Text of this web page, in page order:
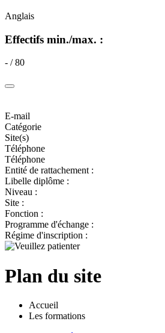
Anglais
Effectifs min./max. :
- / 80
E-mail
Catégorie
Site(s)
Téléphone
Téléphone
Entité de rattachement :
Libelle diplôme :
Niveau :
Site :
Fonction :
Programme d'échange :
Régime d'inscription :
Plan du site
Accueil
Les formations